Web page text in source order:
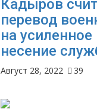
Кадыров
перевод
на усиленное
несение
Август 28, 2022 39